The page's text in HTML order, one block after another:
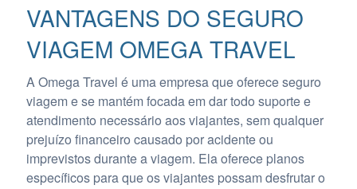
VANTAGENS DO SEGURO
VIAGEM OMEGA TRAVEL
A Omega Travel é uma empresa que oferece seguro
viagem e se mantém focada em dar todo suporte e
atendimento necessário aos viajantes, sem qualquer
prejuízo financeiro causado por acidente ou
imprevistos durante a viagem. Ela oferece planos
específicos para que os viajantes possam desfrutar o